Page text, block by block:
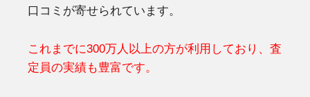
口コミが寄せられています。
これまでに300万人以上の方が利用しており、査
定員の実績も豊富です。